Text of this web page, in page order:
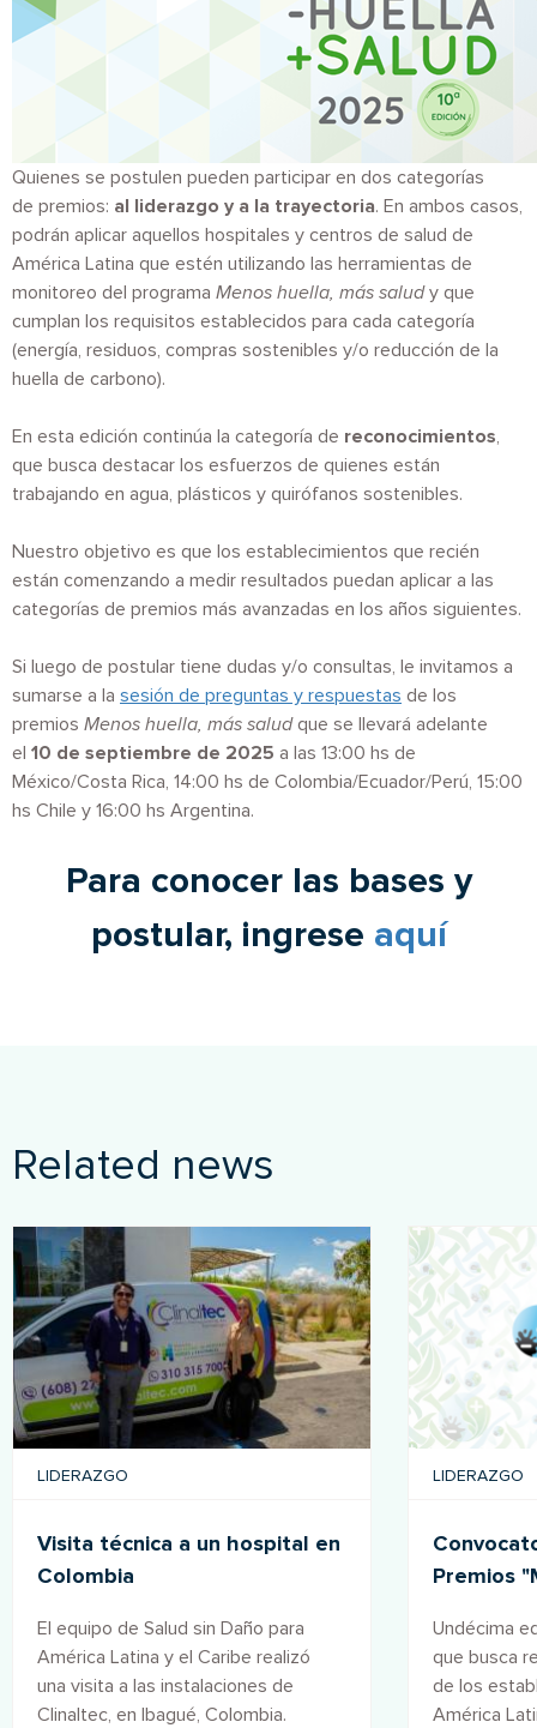
Quienes se postulen pueden participar en dos categorías
de premios: al liderazgo y a la trayectoria. En ambos casos,
podrán aplicar aquellos hospitales y centros de salud de
América Latina que estén utilizando las herramientas de
monitoreo del programa Menos huella, más saludy que
cumplan los requisitos establecidos para cada categoría
(energía, residuos, compras sostenibles y/o reducción de la
huella de carbono).
En esta edición continúa la categoría de reconocimientos,
que busca destacar los esfuerzos de quienes están
trabajando en agua, plásticos y quirófanos sostenibles.
Nuestro objetivo es que los establecimientos que recién
están comenzando a medir resultados puedan aplicar a las
categorías de premios más avanzadas en los años siguientes.
Si luego de postular tiene dudas y/o consultas, le invitamos a
sumarse a la sesión de preguntas y respuestas de los
premios Menos huella, más saludque se llevará adelante
el 10 de septiembre de 2025 a las 13:00 hs de
México/Costa Rica, 14:00 hs de Colombia/Ecuador/Perú, 15:00
hs Chile y 16:00 hs Argentina.
Para conocer las bases y
postular, ingrese aquí
Related news
LIDERAZGO
Visita técnica a un hospital en
Colombia
El equipo de Salud sin Daño para
América Latina y el Caribe realizó
una visita a las instalaciones de
Clinaltec, en Ibagué, Colombia.
LIDERAZGO
Premios
Undécima
que busca
de los
América